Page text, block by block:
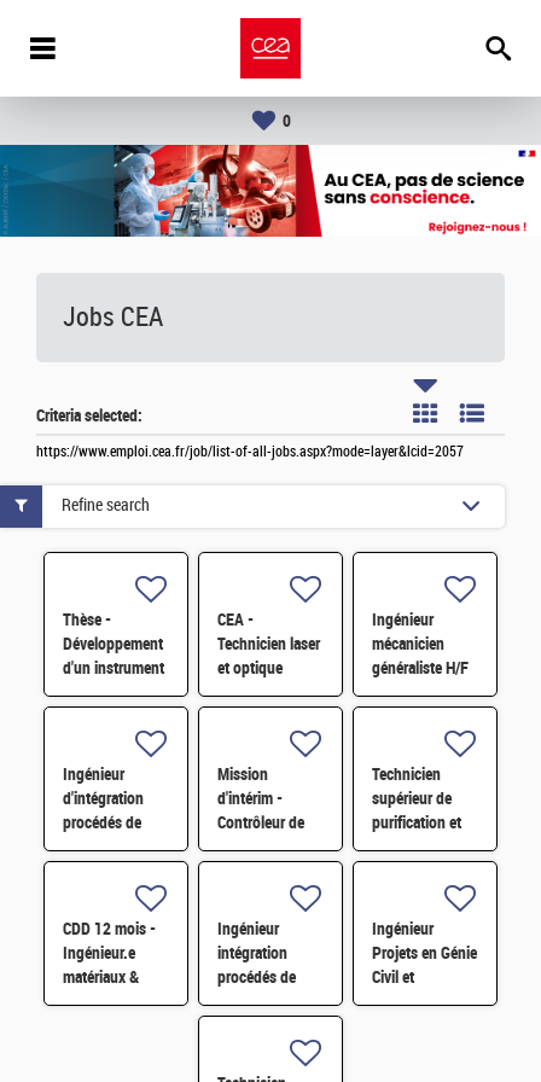
0
Jobs CEA
Criteria selected:
https://www.emploi.cea.fr/job/list-of-all-jobs.aspx?mode=layer&lcid=2057
Thèse -
Développement
d'un instrument
microfluidique
mesure in situ
de cinétiques
CEA -
Technicien laser
et optique
instrumentale -
Ingénieur
mécanicien
généraliste H/F
Ingénieur
d'intégration
procédés de
fabrication de
puissance GaN
et SiC H/F
Mission
d'intérim -
Contrôleur de
gestion H/F
Technicien
supérieur de
purification et
fabrication en
CDD 12 mois -
Ingénieur.e
matériaux &
soudage H/F
Ingénieur
intégration
procédés de
fabrication de
quantiques H/F
Ingénieur
Projets en Génie
Civil et
Parasismique
Refine search